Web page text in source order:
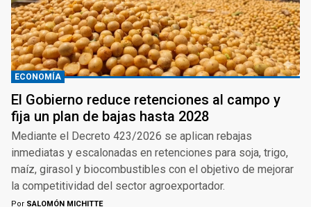
ECONOMÍA
El Gobierno reduce retenciones al campo y
fija un plan de bajas hasta 2028
Mediante el Decreto 423/2026 se aplican rebajas
inmediatas y escalonadas en retenciones para soja, trigo,
maíz, girasol y biocombustibles con el objetivo de mejorar
la competitividad del sector agroexportador.
Por SALOMÓN MICHITTE